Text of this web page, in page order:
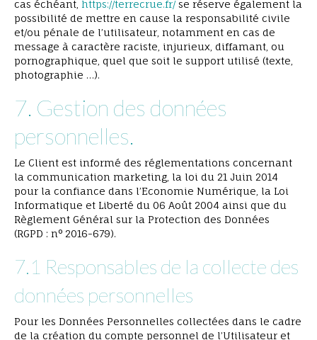
cas échéant, https://terrecrue.fr/se réserve également la
possibilité de mettre en cause la responsabilité civile
et/ou pénale de l’utilisateur, notamment en cas de
message à caractère raciste, injurieux, diffamant, ou
pornographique, quel que soit le support utilisé (texte,
photographie …).
7. Gestion des données
personnelles.
Le Client est informé des réglementations concernant
la communication marketing, la loi du 21 Juin 2014
pour la confiance dans l’Economie Numérique, la Loi
Informatique et Liberté du 06 Août 2004 ainsi que du
Règlement Général sur la Protection des Données
(RGPD : n° 2016-679).
7.1 Responsables de la collecte des
données personnelles
Pour les Données Personnelles collectées dans le cadre
de la création du compte personnel de l’Utilisateur et